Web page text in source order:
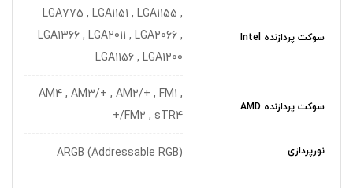
سوکت پردازنده Intel
LGA775 , LGA1151 , LGA1155 ,
LGA1366 , LGA2011 , LGA2066 ,
LGA1156 , LGA1200
سوکت پردازنده AMD
AM4 , AM3/+ , AM2/+ , FM1 ,
+/FM2 , sTR4
نورپردازی (ARGB (Addressable RGB